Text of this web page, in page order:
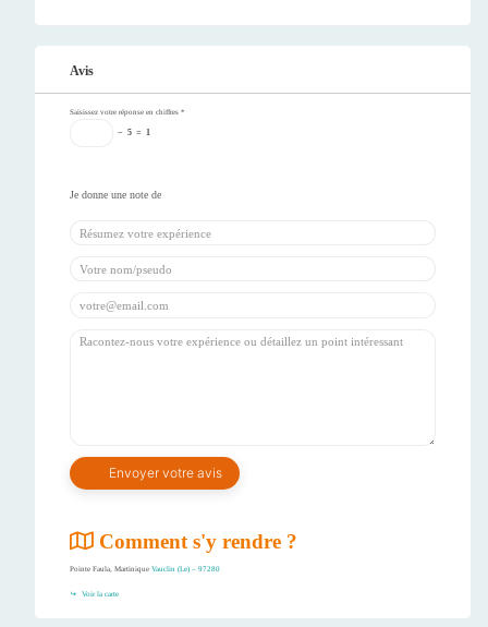
Avis
Saisissez votre réponse en chiffres *
− 5 = 1
Comment s'y rendre ?
Pointe Faula, Martinique Vauclin (Le) – 97280
Voir la carte